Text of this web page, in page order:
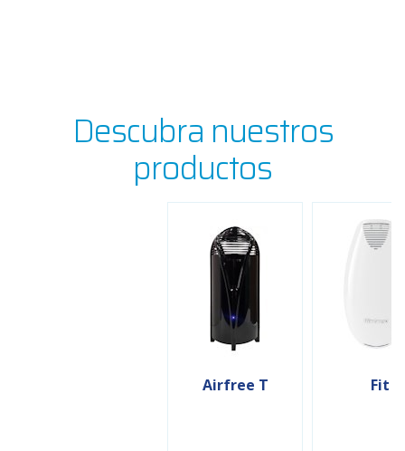
Descubra nuestros
productos
Airfree T Fit